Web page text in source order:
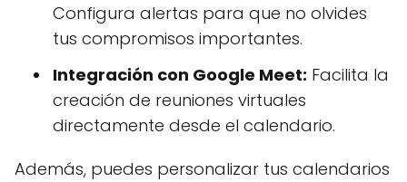
Configura alertas para que no olvides
tus compromisos importantes.
Integración con Google Meet: Facilita la
creación de reuniones virtuales
directamente desde el calendario.
Además, puedes personalizar tus calendarios